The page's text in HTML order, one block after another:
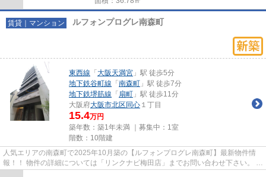
賃貸｜マンション ルフォンプログレ南森町
東西線 「 大阪天満宮 」駅 徒歩5分
地下鉄谷町線 「 南森町 」駅 徒歩7分
地下鉄堺筋線 「 扇町 」駅 徒歩11分
大阪府大阪市北区 同心 １丁目
15.4万円
築年数：築1年未満 ｜募集中： 1室
階数：10階建
人気エリアの南森町で2025年10月築の【ルフォンプログレ南森町】最新物件情
報！！ 物件の詳細については「リンクナビ梅田店」までお問い合わせ下さい。 ～